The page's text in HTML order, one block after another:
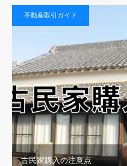
不動産取引ガイド
古民家購入の注意点